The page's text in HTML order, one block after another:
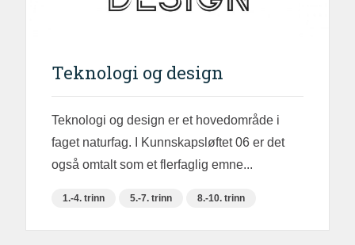
Teknologi og design
Teknologi og design er et hovedområde i
faget naturfag. I Kunnskapsløftet 06 er det
også omtalt som et flerfaglig emne...
1.-4. trinn 5.-7. trinn 8.-10. trinn